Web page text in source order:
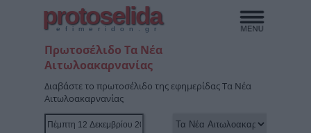
protoselida
efimeridon.gr
Πρωτοσέλιδο Τα Νέα
Αιτωλοακαρνανίας
Διαβάστε το πρωτοσέλιδο της εφημερίδας Τα Νέα
Αιτωλοακαρνανίας